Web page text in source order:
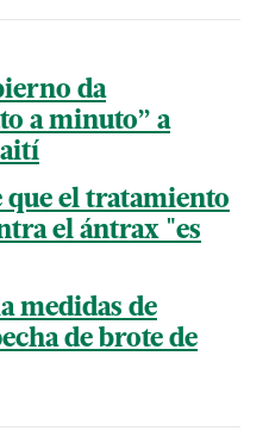
da
a minuto” a
que el tratamiento
el ántrax "es
medidas de
de brote de